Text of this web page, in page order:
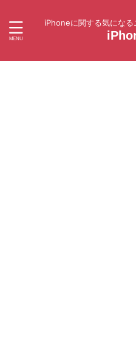
iPhoneに関する気になる